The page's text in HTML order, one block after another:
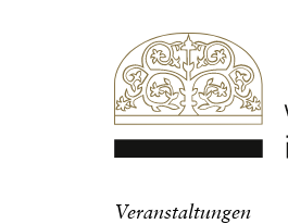
Navigation
Veranstaltungen